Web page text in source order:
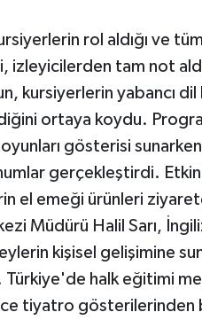
rol aldığı ve
tam not
kursiyerlerin yabancı
ortaya koydu.
gösterisi
gerçekleştirdi.
el emeği ürünleri
Müdürü Halil Sarı,
kişisel gelişimine
halk eğitimi
tiyatro gösterilerinden